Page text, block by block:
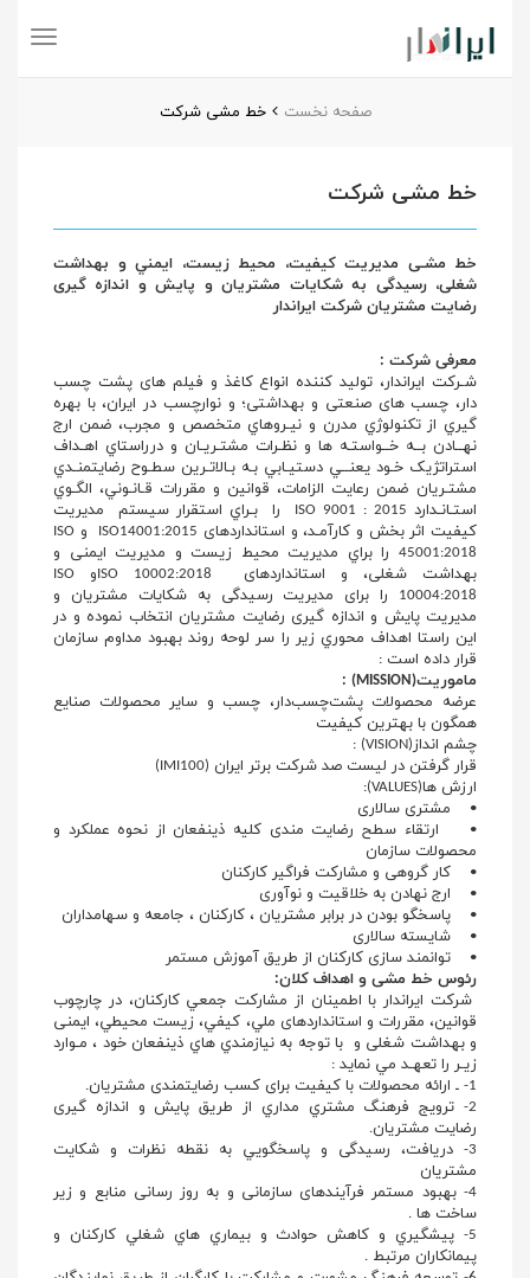
Toggle
صفحه نخست خط مشی شرکت
خط مشی شرکت
خط مشـی مدیریت کیفیت، محيط زيست، ايمني و بهداشت
شغلی، رسیدگی به شکایات مشتریان و پایش و اندازه گیری
رضایت مشتریان شرکت ایراندار
معرفی شرکت :
شـركت ایراندار، توليد كننده انواع کاغذ و فیلم های پشت چسب
دار، چسب های صنعتی و بهداشتی؛ و نوارچسب در ايران، با بهره
گيري از تكنولوژي مدرن و نيـروهاي متخصص و مجرب، ضمن ارج
نهــادن بــه خــواستـه ها و نظـرات مشتـريـان و درراستاي اهـداف
استراتژیک خـود يعنــي دستيـابي بـه بـالاتـرين سطـوح رضايتمنـدي
مشتـريان ضمن رعايت الزامات، قوانين و مقررات قـانـوني، الگـوي
استـانـدارد 2015 : ISO 9001 را بـراي استقرار سيستم مديريت
كيفيت اثر بخش و كارآمـد، و استانداردهای ISO14001:2015 و ISO
45001:2018 را براي مدیریت محيط زيست و مدیریت ایمنی و
بهداشت شغلی، و استانداردهای ISO 10002:2018و ISO
10004:2018 را برای مدیریت رسیدگی به شکایات مشتریان و
مدیریت پایش و اندازه گیری رضایت مشتریان انتخاب نموده و در
اين راستا اهداف محوري زير را سر لوحه روند بهبود مداوم سازمان
قرار داده است :
ماموریت(MISSION) :
عرضه محصولات پشت‌چسب‌دار، چسب و سایر محصولات صنایع
همگون با بهترین کیفیت
چشم انداز(VISION) :
قرار گرفتن در لیست صد شرکت برتر ایران (IMI100)
ارزش ها(VALUES):
• مشتری سالاری
• ارتقاء سطح رضایت مندی کلیه ذینفعان از نحوه عملکرد و
محصولات سازمان
• کار گروهی و مشارکت فراگیر کارکنان
• ارج نهادن به خلاقیت و نوآوری
• پاسخگو بودن در برابر مشتریان ، کارکنان ، جامعه و سهامداران
• شایسته سالاری
• توانمند سازی کارکنان از طریق آموزش مستمر
رئوس خط مشی و اهداف کلان:
شركت ایراندار با اطمينان از مشاركت جمعي كاركنان، در چارچوب
قوانين، مقررات و استانداردهای ملي، كيفي، زيست محيطي، ایمنی
و بهداشت شغلی و با توجه به نيازمندي هاي ذینفعان خود ، مـوارد
زيـر را تعهـد مي نمايد :
1- ـ ارائه محصولات با کیفیت برای کسب رضایتمندی مشتریان.
2- ترويج فرهنگ مشتري مداري از طریق پایش و اندازه گیری
رضایت مشتریان.
3- دریافت، رسیدگی و پاسخگويي به نقطه نظرات و شكايت
مشتريان
4- بهبود مستمر فرآيندهای سازمانی و به روز رسانی منابع و زير
ساخت ها .
5- پيشگيري و كاهش حوادث و بيماري هاي شغلي كاركنان و
پیمانکاران مرتبط .